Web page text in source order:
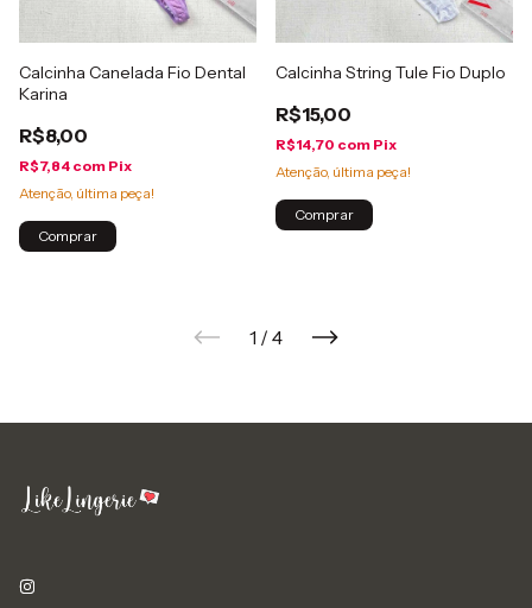
Calcinha Canelada Fio Dental
Karina
R$8,00
R$7,84 com Pix
Atenção, última peça!
Comprar
Calcinha String Tule Fio Duplo
R$15,00
R$14,70 com Pix
Atenção, última peça!
Comprar
1 / 4